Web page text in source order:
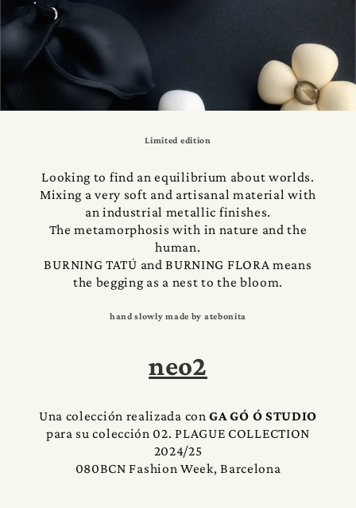
Limited edition
Looking to find an equilibrium about worlds.
Mixing a very soft and artisanal material with
an industrial metallic finishes.
The metamorphosis with in nature and the
human.
BURNING TATÚ and BURNING FLORA means
the begging as a nest to the bloom.
hand slowly made by atebonita
neo2
Una colección realizada conGA GÓ Ó STUDIO
para su colección 02. PLAGUE COLLECTION
2024/25
080BCN Fashion Week, Barcelona